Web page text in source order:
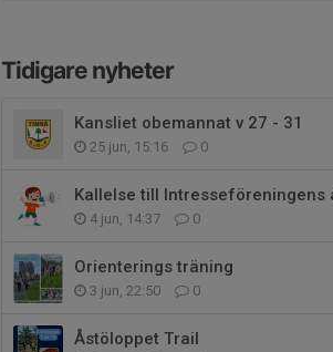
Tidigare nyheter
Kansliet obemannat v 27 - 31
25 jun, 15:16 0
Kallelse till Intresseföreningens
4 jun, 14:37 0
Orienterings träning
3 jun, 22:50 0
Åstöloppet Trail